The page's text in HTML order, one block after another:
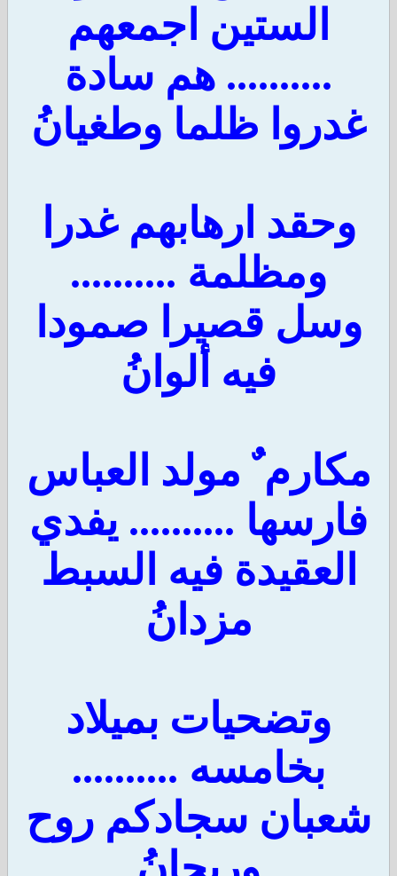
الستين اجمعهم
.......... هم سادة
غدروا ظلما وطغيانُ
وحقد ارهابهم غدرا
ومظلمة ..........
وسل قصيرا صمودا
فيه ألوانُ
مكارم ٌ مولد العباس
فارسها .......... يفدي
العقيدة فيه السبط
مزدانُ
وتضحيات بميلاد
بخامسه ..........
شعبان سجادكم روح